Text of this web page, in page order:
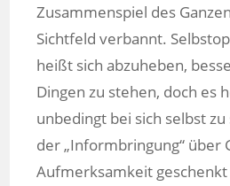
Zusammenspiel des
Sichtfeld verbannt.
heißt sich abzuheben,
Dingen zu stehen, doch es
unbedingt bei sich selbst
der „Informbringung“ über
Aufmerksamkeit